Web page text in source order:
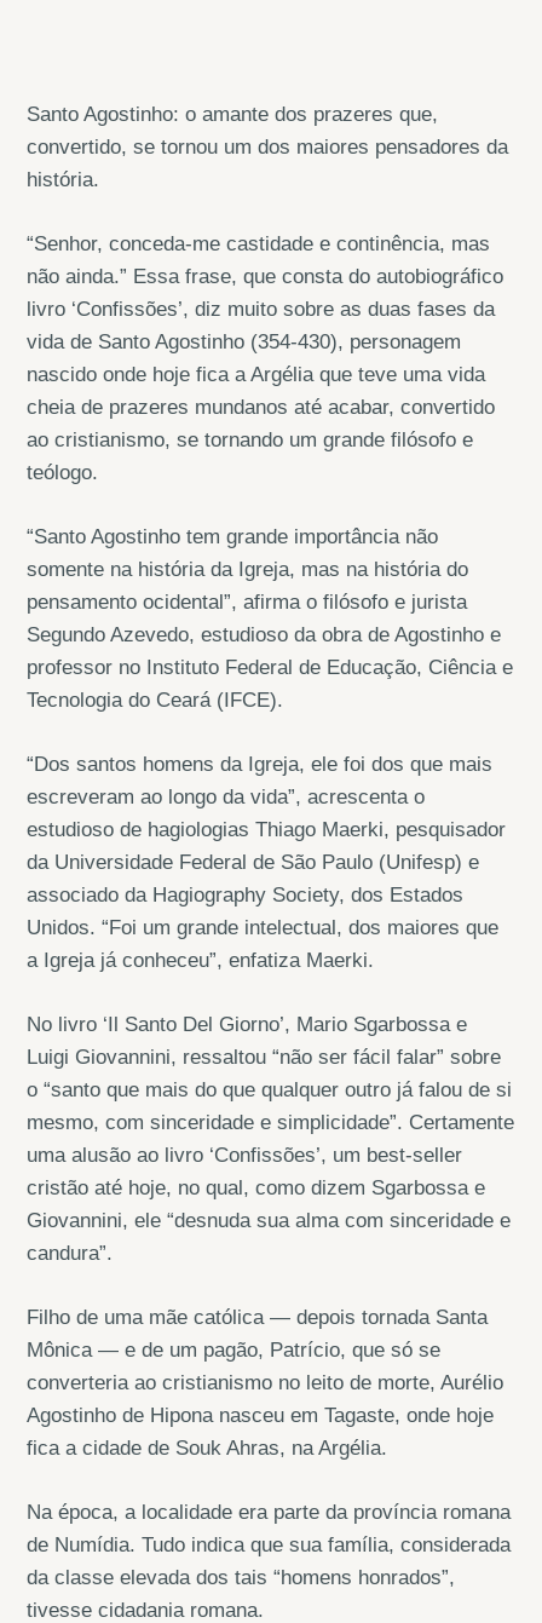
Santo Agostinho: o amante dos prazeres que,
convertido, se tornou um dos maiores pensadores da
história.
“Senhor, conceda-me castidade e continência, mas
não ainda.” Essa frase, que consta do autobiográfico
livro ‘Confissões’, diz muito sobre as duas fases da
vida de Santo Agostinho (354-430), personagem
nascido onde hoje fica a Argélia que teve uma vida
cheia de prazeres mundanos até acabar, convertido
ao cristianismo, se tornando um grande filósofo e
teólogo.
“Santo Agostinho tem grande importância não
somente na história da Igreja, mas na história do
pensamento ocidental”, afirma o filósofo e jurista
Segundo Azevedo, estudioso da obra de Agostinho e
professor no Instituto Federal de Educação, Ciência e
Tecnologia do Ceará (IFCE).
“Dos santos homens da Igreja, ele foi dos que mais
escreveram ao longo da vida”, acrescenta o
estudioso de hagiologias Thiago Maerki, pesquisador
da Universidade Federal de São Paulo (Unifesp) e
associado da Hagiography Society, dos Estados
Unidos. “Foi um grande intelectual, dos maiores que
a Igreja já conheceu”, enfatiza Maerki.
No livro ‘Il Santo Del Giorno’, Mario Sgarbossa e
Luigi Giovannini, ressaltou “não ser fácil falar” sobre
o “santo que mais do que qualquer outro já falou de si
mesmo, com sinceridade e simplicidade”. Certamente
uma alusão ao livro ‘Confissões’, um best-seller
cristão até hoje, no qual, como dizem Sgarbossa e
Giovannini, ele “desnuda sua alma com sinceridade e
candura”.
Filho de uma mãe católica — depois tornada Santa
Mônica — e de um pagão, Patrício, que só se
converteria ao cristianismo no leito de morte, Aurélio
Agostinho de Hipona nasceu em Tagaste, onde hoje
fica a cidade de Souk Ahras, na Argélia.
Na época, a localidade era parte da província romana
de Numídia. Tudo indica que sua família, considerada
da classe elevada dos tais “homens honrados”,
tivesse cidadania romana.